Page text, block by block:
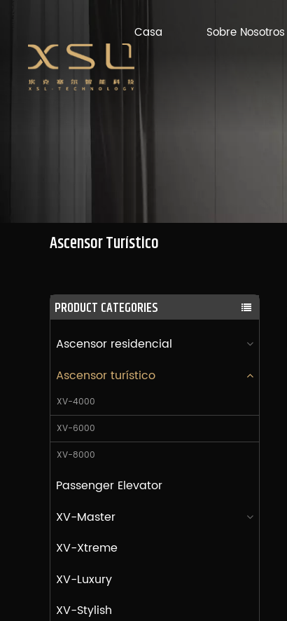
Casa Sobre Nosotros
Ascensor Turístico
PRODUCT CATEGORIES
Ascensor residencial
Ascensor turístico
XV-4000
XV-6000
XV-8000
Passenger Elevator
XV-Master
XV-Xtreme
XV-Luxury
XV-Stylish